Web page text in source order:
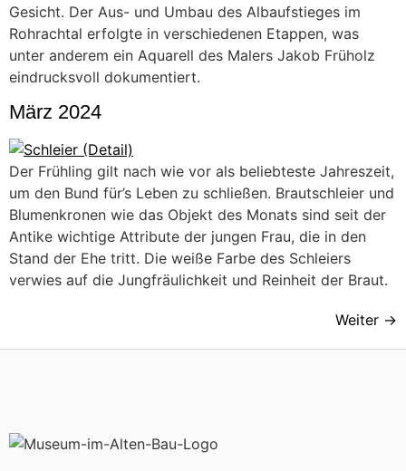
Gesicht. Der Aus- und Umbau des Albaufstieges im
Rohrachtal erfolgte in verschiedenen Etappen, was
unter anderem ein Aquarell des Malers Jakob Früholz
eindrucksvoll dokumentiert.
März 2024
Der Frühling gilt nach wie vor als beliebteste Jahreszeit,
um den Bund für’s Leben zu schließen. Brautschleier und
Blumenkronen wie das Objekt des Monats sind seit der
Antike wichtige Attribute der jungen Frau, die in den
Stand der Ehe tritt. Die weiße Farbe des Schleiers
verwies auf die Jungfräulichkeit und Reinheit der Braut.
Weiter →